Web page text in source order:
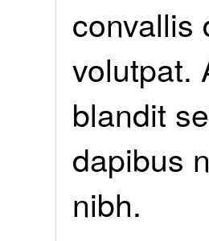
convallis
volutpat.
blandit
dapibus
nibh.